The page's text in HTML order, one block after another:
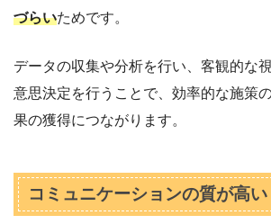
づらいためです。
データの収集や分析を行い、客観的な
意思決定を行うことで、効率的な施策
果の獲得につながります。
コミュニケーションの質が高い